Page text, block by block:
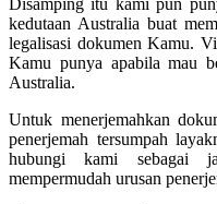
kedutaan Australia buat
legalisasi dokumen Kamu.
Kamu punya apabila mau
Australia.
Untuk menerjemahkan
penerjemah tersumpah
hubungi kami sebagai
mempermudah urusan